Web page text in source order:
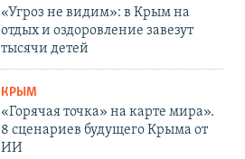
«Угроз не видим»: в Крым на
отдых и оздоровление завезут
тысячи детей
КРЫМ
«Горячая точка» на карте мира».
8 сценариев будущего Крыма от
ИИ